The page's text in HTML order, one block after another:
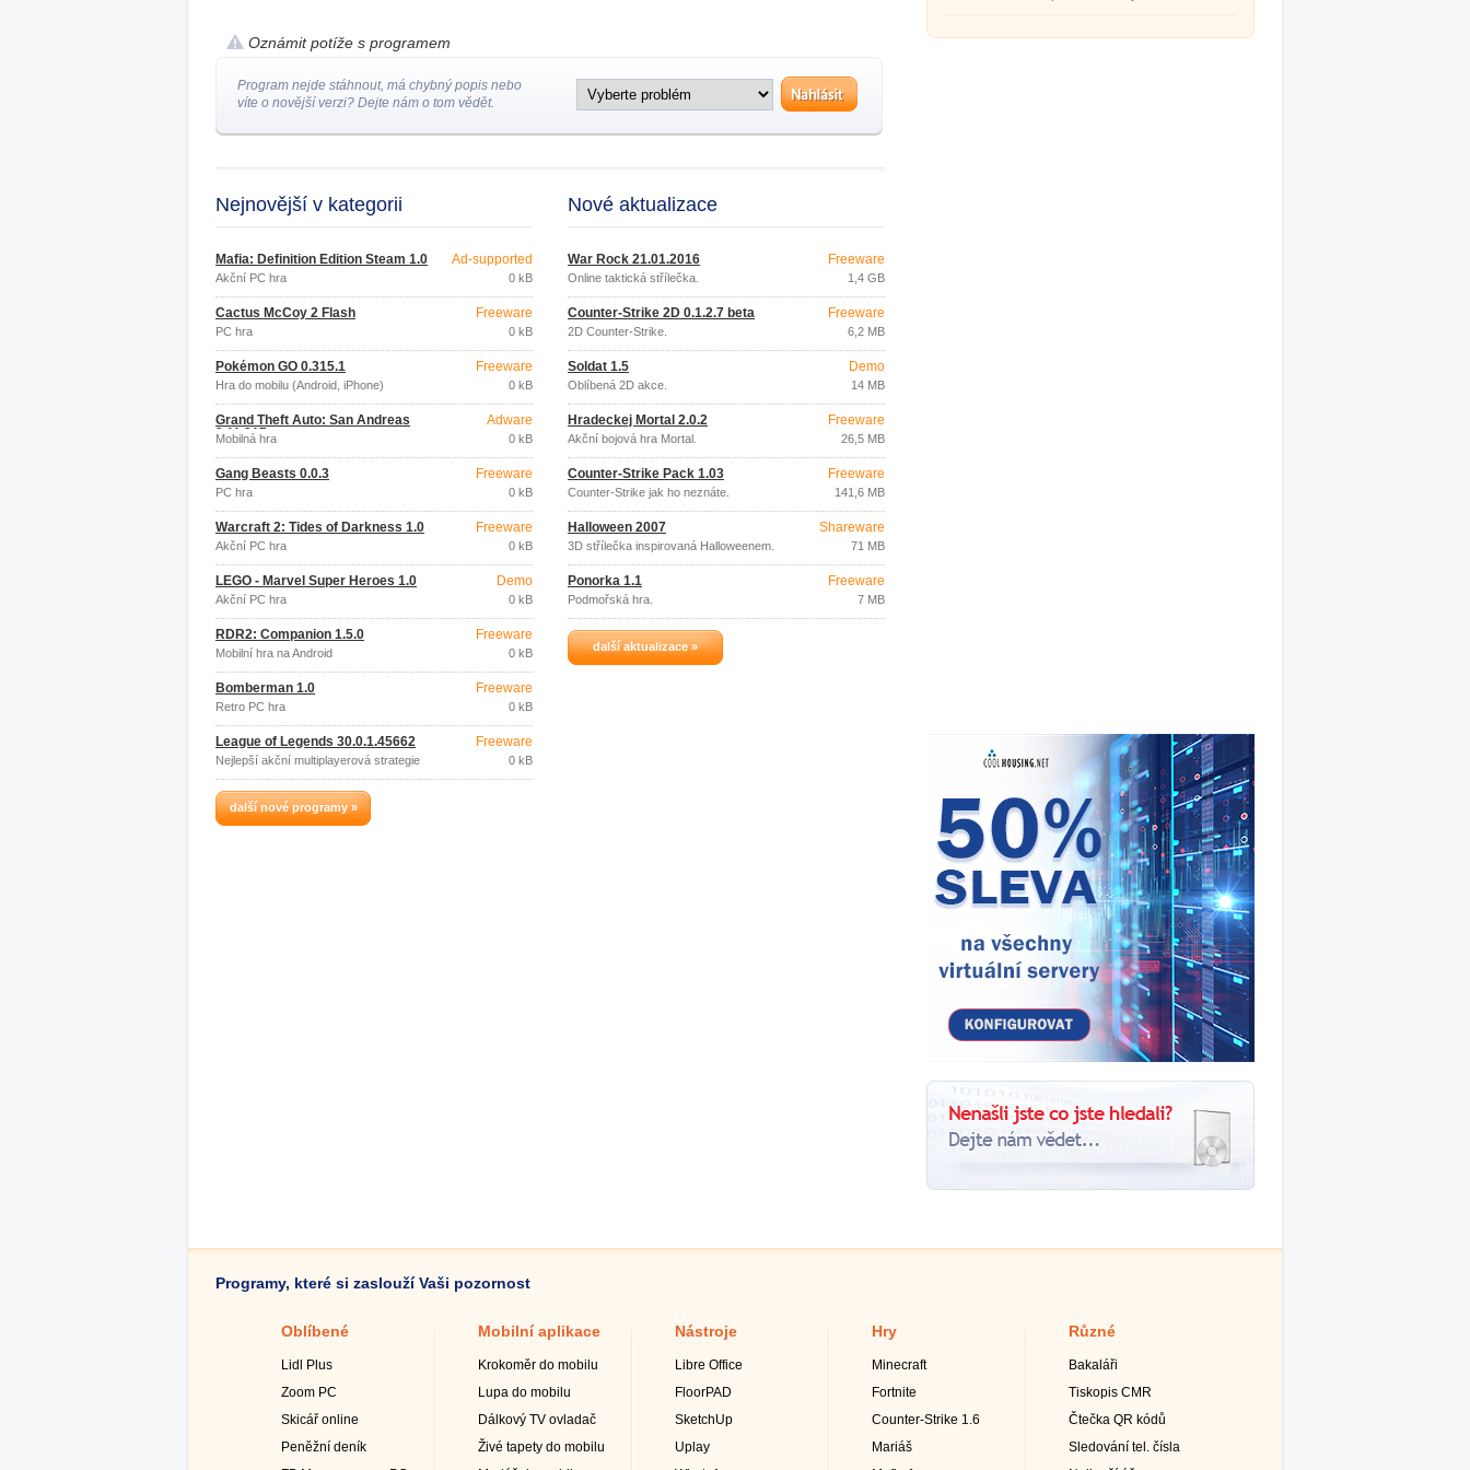
Oznámit potíže s programem
Program nejde stáhnout, má chybný popis nebo
víte o novější verzi? Dejte nám o tom vědět.
Nejnovější v kategorii
Mafia: Definition Edition Steam 1.0
Akční PC hra
Ad-supported
0 kB
Cactus McCoy 2 Flash
PC hra
Freeware
0 kB
Pokémon GO 0.315.1
Hra do mobilu (Android, iPhone)
Freeware
0 kB
Grand Theft Auto: San Andreas
2.11.217
Mobilná hra
Adware
0 kB
Gang Beasts 0.0.3
PC hra
Freeware
0 kB
Warcraft 2: Tides of Darkness 1.0
Akční PC hra
Freeware
0 kB
LEGO - Marvel Super Heroes 1.0
Akční PC hra
Demo
0 kB
RDR2: Companion 1.5.0
Mobilní hra na Android
Freeware
0 kB
Bomberman 1.0
Retro PC hra
Freeware
0 kB
League of Legends 30.0.1.45662
Nejlepší akční multiplayerová strategie
Freeware
0 kB
další nové programy »
Nové aktualizace
War Rock 21.01.2016
Online taktická střílečka.
Freeware
1,4 GB
Counter-Strike 2D 0.1.2.7 beta
2D Counter-Strike.
Freeware
6,2 MB
Soldat 1.5
Oblíbená 2D akce.
Demo
14 MB
Hradeckej Mortal 2.0.2
Akční bojová hra Mortal.
Freeware
26,5 MB
Counter-Strike Pack 1.03
Counter-Strike jak ho neznáte.
Freeware
141,6 MB
Halloween 2007
3D střílečka inspirovaná Halloweenem.
Shareware
71 MB
Ponorka 1.1
Podmořská hra.
Freeware
7 MB
další aktualizace »
Programy, které si zaslouží Vaši pozornost
Oblíbené
Lidl Plus
Zoom PC
Skicář online
Peněžní deník
Mobilní aplikace
Krokoměr do mobilu
Lupa do mobilu
Dálkový TV ovladač
Živé tapety do mobilu
Nástroje
Libre Office
FloorPAD
SketchUp
Uplay
Hry
Minecraft
Fortnite
Counter-Strike 1.6
Mariáš
Různé
Bakaláři
Tiskopis CMR
Čtečka QR kódů
Sledování tel. čísla